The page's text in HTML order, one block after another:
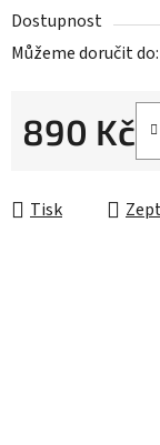
Dostupnost
Můžeme doručit do:
890 Kč
Tisk